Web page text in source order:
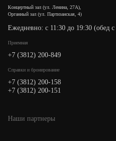
Концертный зал (ул. Ленина, 27А),
Органный зал (ул. Партизанская, 4)
Ежедневно: с 11:30 до 19:30 (обед
Приемная
+7 (3812) 200-849
Cправки и бронирование
+7 (3812) 200-158
+7 (3812) 200-151
Наши партнеры